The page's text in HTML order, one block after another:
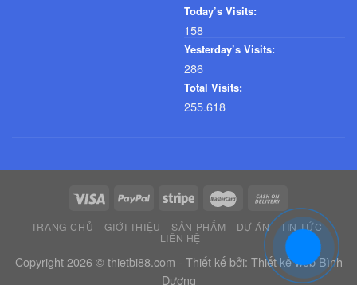
Today’s Visits:
158
Yesterday’s Visits:
286
Total Visits:
255.618
TRANG CHỦ GIỚI THIỆU SẢN PHẨM DỰ ÁN
TIN TỨC
LIÊN HỆ
Copyright 2026 © thietbi88.com - Thiết kế bởi: Thiết kế web Bình
Dương